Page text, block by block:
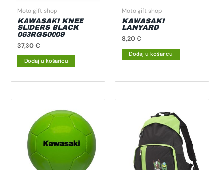
Moto gift shop
KAWASAKI KNEE
SLIDERS BLACK
063RGS0009
37,30€
Dodaj u košaricu
Moto gift shop
KAWASAKI
LANYARD
8,20€
Dodaj u košaricu